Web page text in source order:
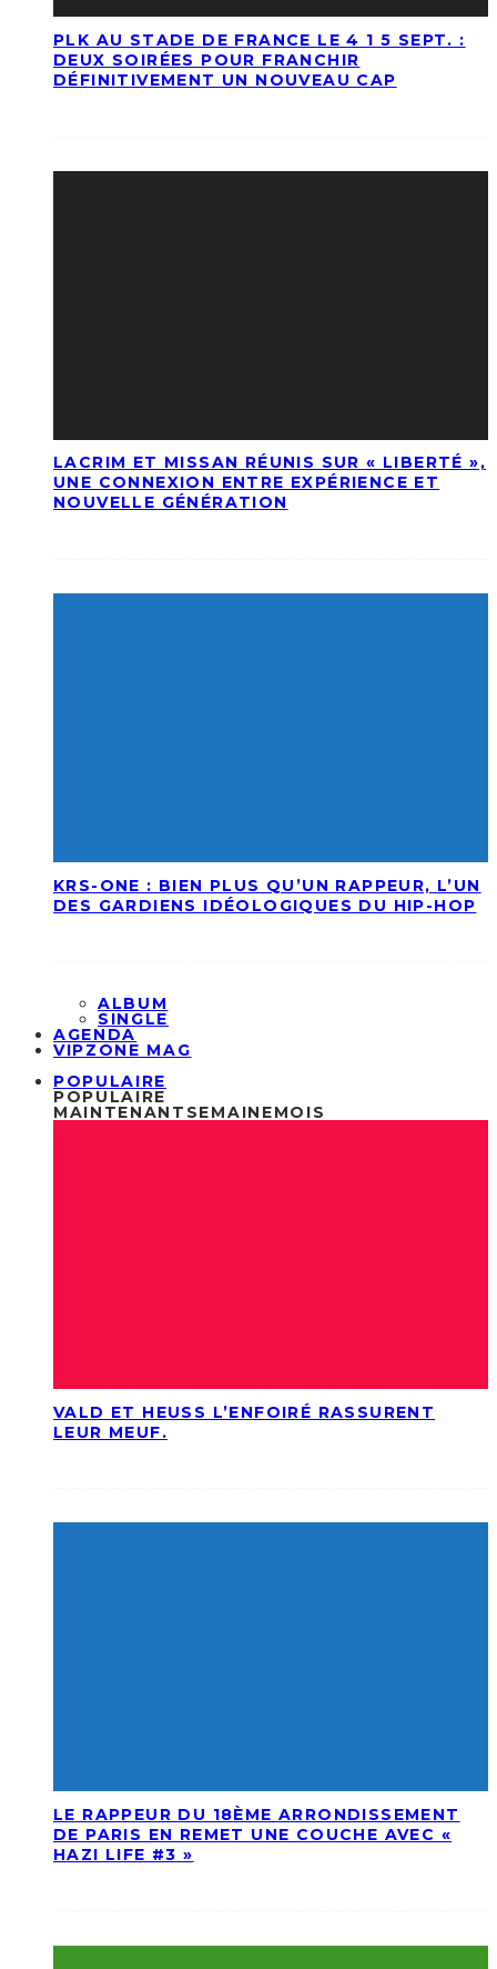
PLK AU STADE DE FRANCE LE 4 1 5 SEPT. :
DEUX SOIRÉES POUR FRANCHIR
DÉFINITIVEMENT UN NOUVEAU CAP
LACRIM ET MISSAN RÉUNIS SUR « LIBERTÉ »,
UNE CONNEXION ENTRE EXPÉRIENCE ET
NOUVELLE GÉNÉRATION
KRS-ONE : BIEN PLUS QU’UN RAPPEUR, L’UN
DES GARDIENS IDÉOLOGIQUES DU HIP-HOP
ALBUM
SINGLE
AGENDA
VIPZONE MAG
POPULAIRE
POPULAIRE
MAINTENANT SEMAINEMOIS
VALD ET HEUSS L’ENFOIRÉ RASSURENT
LEUR MEUF.
LE RAPPEUR DU 18ÈME ARRONDISSEMENT
DE PARIS EN REMET UNE COUCHE AVEC «
HAZI LIFE #3 »